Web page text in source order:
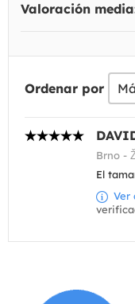
Valoración
Ordenar por
Brno -
El
Ver